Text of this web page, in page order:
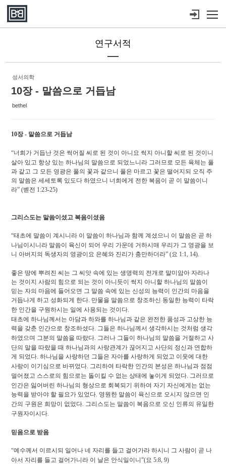
연구서적
성서의학
10장 - 말씀으로 거듭남
bethel
10장 - 말씀으로 거듭남
“너희가 거듭난 것은 썩어질 씨로 된 것이 아니요 썩지 아니할 씨로 된 것이니
살아 있고 항상 있는 하나님의 말씀으로 되었느니라 그러므로 모든 육체는 풀
과 같고 그 모든 영광은 풀의 꽃과 같으니 풀은 마르고 꽃은 떨어지되 오직 주
의 말씀은 세세토록 있도다 하였으니 너희에게 전한 복음이 곧 이 말씀이니
라” (벧전 1:23-25)
그리스도는 말씀이셨고 복음이셨음
“태초에 말씀이 계시니라 이 말씀이 하나님과 함께 계셨으니 이 말씀은 곧 하
나님이시니라 말씀이 육신이 되어 우리 가운데 거하시매 우리가 그 영광을 보
니 아버지의 독생자의 영광이요 은혜와 진리가 충만하더라” (요 1:1, 14).
좋은 땅에 뿌려진 씨는 그 씨앗 속에 있는 생명력의 전개로 말미암아 자라나
는 것이지 사람의 힘으로 되는 것이 아니듯이 썩지 아니할 하나님의 말씀이
믿는 자의 마음에 들어오면 그 말씀 속에 있는 신성의 능력이 인간의 마음을
거듭나게 하고 성화되게 한다. 만물을 말씀으로 창조하신 동일한 능력이 타락
한 인간을 구원하시는 일에 사용되는 것이다.
태초에 하나님께서는 아담과 하와를 하나님과 같은 완전한 품성과 고상한 능
력을 갖춘 인간으로 창조하셨다. 그들은 하나님께서 생각하시는 것처럼 생각
하였으며 그분의 말씀을 따랐다. 그러나 그들이 하나님의 말씀을 거절하고 사
단의 말을 따랐을 때 하나님과의 사랑관계가 끊어지고 사단의 정신과 연합하
게 되었다. 하나님을 사랑하던 그들은 자아를 사랑하게 되었고 이웃에 대한
사랑이 이기심으로 바뀌었다. 그리하여 타락한 인간의 본성은 하나님과 점점
멀어졌고 스스로의 힘으로는 돌이킬 수 없는 상태에 놓이게 되었다. 그러므로
인간은 잃어버린 하나님의 형상으로 회복되기 위하여 자기 자신에게는 없는
능력을 받아야 할 필요가 있었다. 영원한 말씀이 육신으로 오시지 않으면 인
간의 구원은 희망이 없었다. 그리스도는 말씀이 복음으로 오신 인류의 유일한
구원자이시다.
믿음으로 받음
“예수께서 이르시되 일어나 네 자리를 들고 걸어가라 하시니 그 사람이 곧 나
아서 자리를 들고 걸어가니라 이 날은 안식일이니 ”(요 5:8, 9)